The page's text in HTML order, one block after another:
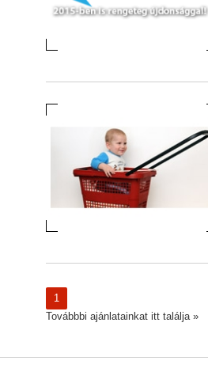
1
Továbbbi ajánlatainkat itt találja »